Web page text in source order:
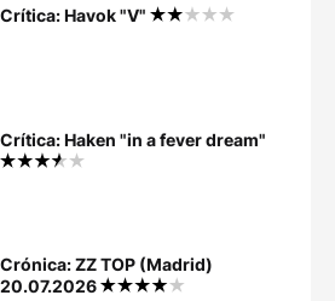
Crítica: Havok "V"
Crítica: Haken "in a fever dream"
Crónica: ZZ TOP (Madrid)
20.07.2026